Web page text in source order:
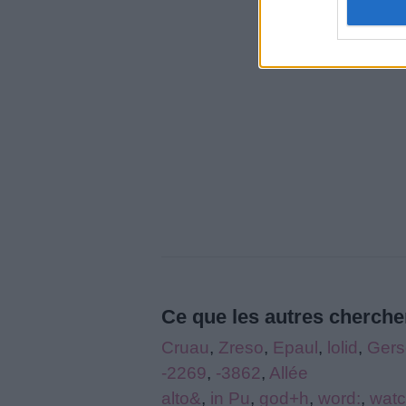
Ce que les autres
Cruau, Zreso, Epaul , lolid ,
-2269, -3862, Allée
alto&, in Pu, god+h, word:,